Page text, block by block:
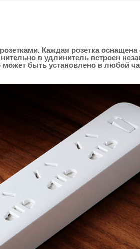
Каждая розетка оснащена
в удлинитель встроен
быть установлено в любой